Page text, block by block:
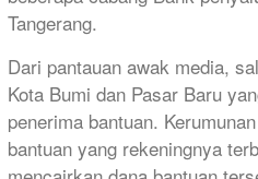
Tangerang.
Dari pantauan awak media,
Kota Bumi dan Pasar Baru
penerima bantuan.
bantuan yang rekeningnya